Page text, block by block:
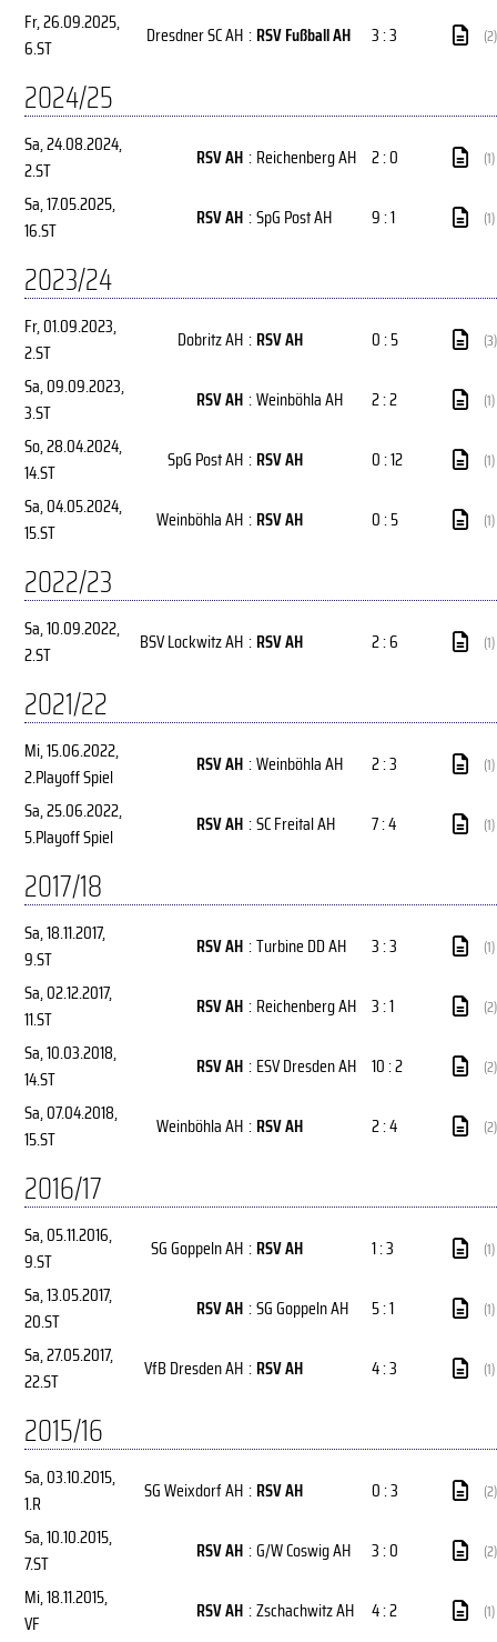
Fr, 26.09.2025,
6.ST
Dresdner SC AH : RSV Fußball AH 3 : 3 (2)
2024/25
Sa, 24.08.2024,
2.ST
RSV AH : Reichenberg AH 2 : 0 (1)
Sa, 17.05.2025,
16.ST
RSV AH :SpG Post AH 9 : 1 (1)
2023/24
Fr, 01.09.2023,
2.ST
Dobritz AH : RSV AH 0 : 5 (3)
Sa, 09.09.2023,
3.ST
RSV AH :Weinböhla AH 2 : 2 (1)
So, 28.04.2024,
14.ST
SpG Post AH : RSV AH 0 : 12 (1)
Sa, 04.05.2024,
15.ST
Weinböhla AH : RSV AH 0 : 5 (1)
2022/23
Sa, 10.09.2022,
2.ST
BSV Lockwitz AH : RSV AH 2 : 6 (1)
2021/22
Mi, 15.06.2022,
2.Playoff Spiel
RSV AH :Weinböhla AH 2 : 3 (1)
Sa, 25.06.2022,
5.Playoff Spiel
RSV AH :SC Freital AH 7 : 4 (1)
2017/18
Sa, 18.11.2017,
9.ST
RSV AH :Turbine DD AH 3 : 3 (1)
Sa, 02.12.2017,
11.ST
RSV AH : Reichenberg AH 3 : 1 (2)
Sa, 10.03.2018,
14.ST
RSV AH : ESV Dresden AH 10 : 2 (2)
Sa, 07.04.2018,
15.ST
Weinböhla AH : RSV AH 2 : 4 (2)
2016/17
Sa, 05.11.2016,
9.ST
SG Goppeln AH : RSV AH 1 : 3 (1)
Sa, 13.05.2017,
20.ST
RSV AH :SG Goppeln AH 5 : 1 (1)
Sa, 27.05.2017,
22.ST
VfB Dresden AH : RSV AH 4 : 3 (1)
2015/16
Sa, 03.10.2015,
1.R
SG Weixdorf AH : RSV AH 0 : 3 (2)
Sa, 10.10.2015,
7.ST
RSV AH :G/W Coswig AH 3 : 0 (2)
Mi, 18.11.2015,
VF
RSV AH :Zschachwitz AH 4 : 2 (1)